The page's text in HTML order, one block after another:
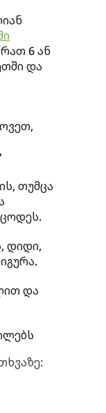
6 ან
და
თუმცა
დიდი,
და